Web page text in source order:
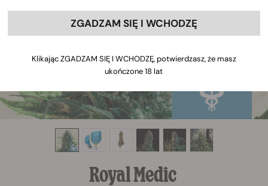
Royal Medic
ZGADZAM SIĘ I WCHODZĘ
Klikając ZGADZAM SIĘ I WCHODZĘ, potwierdzasz, że masz
ukończone 18 lat